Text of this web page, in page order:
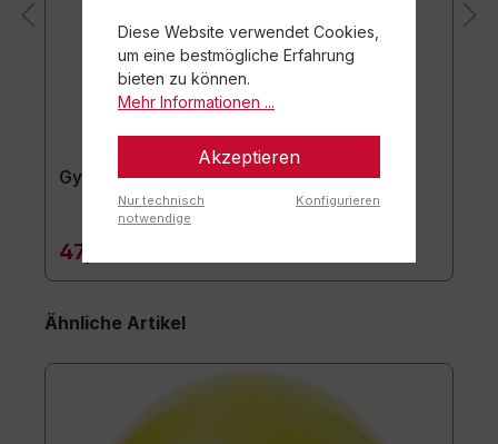
Gymnastikmatte TOGU JumpYone
47,90 €*
Ähnliche Artikel
Diese Website verwendet Cookies,
um eine bestmögliche Erfahrung
bieten zu können.
Mehr Informationen ...
Akzeptieren
Nur technisch
notwendige
Konfigurieren